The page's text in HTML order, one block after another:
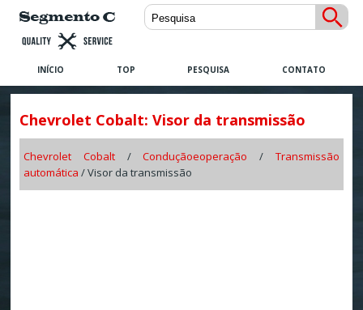
INÍCIO TOP PESQUISA CONTATO
Chevrolet Cobalt: Visor da transmissão
Chevrolet Cobalt/Conduçãoeoperação /Transmissão
automática / Visor da transmissão